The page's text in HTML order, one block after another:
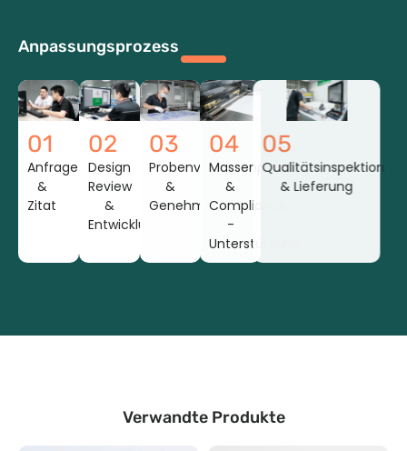
Anpassungsprozess
01
Anfrage
&
Zitat
02
Design
Review
&
Entwicklung
03
Probenvorbereitung
&
Genehmigung
04
Massenproduktion
&
Compliance
-
Unterstützung
05
Qualitätsinspektion
& Lieferung
Verwandte Produkte